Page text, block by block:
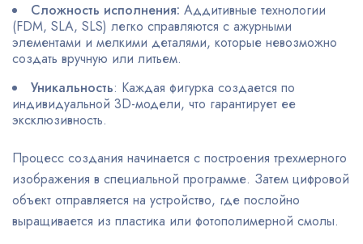
Сложность исполнения: Аддитивные технологии
(FDM, SLA, SLS) легко справляются с ажурными
элементами и мелкими деталями, которые невозможно
создать вручную или литьем.
Уникальность: Каждая фигурка создается по
индивидуальной 3D-модели, что гарантирует ее
эксклюзивность.
Процесс создания начинается с построения трехмерного
изображения в специальной программе. Затем цифровой
объект отправляется на устройство, где послойно
выращивается из пластика или фотополимерной смолы.